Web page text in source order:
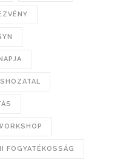
FOGYATÉKOSSÁG